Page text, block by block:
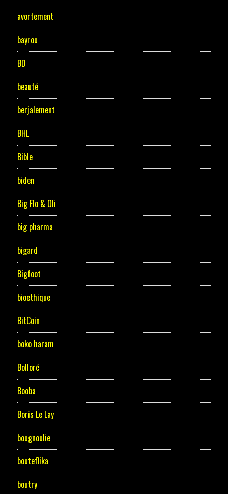
avortement
bayrou
BD
beauté
berjalement
BHL
Bible
biden
Big Flo & Oli
big pharma
bigard
Bigfoot
bioethique
BitCoin
boko haram
Bolloré
Booba
Boris Le Lay
bougnoulie
bouteflika
boutry